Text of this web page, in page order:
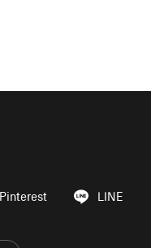
Pinterest LINE